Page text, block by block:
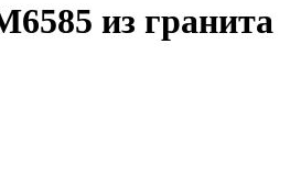
из гранита